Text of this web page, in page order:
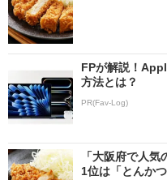
FPが解説！
方法とは？
PR(Fav-Log)
「大阪府で人
1位は「とんか